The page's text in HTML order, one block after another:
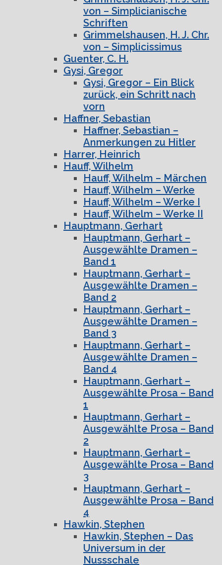
von – Simplicianische
Schriften
Grimmelshausen, H. J. Chr.
von – Simplicissimus
Guenter, C. H.
Gysi, Gregor
Gysi, Gregor – Ein Blick
zurück, ein Schritt nach
vorn
Haffner, Sebastian
Haffner, Sebastian –
Anmerkungen zu Hitler
Harrer, Heinrich
Hauff, Wilhelm
Hauff, Wilhelm – Märchen
Hauff, Wilhelm – Werke
Hauff, Wilhelm – Werke I
Hauff, Wilhelm – Werke II
Hauptmann, Gerhart
Hauptmann, Gerhart –
Ausgewählte Dramen –
Band 1
Hauptmann, Gerhart –
Ausgewählte Dramen –
Band 2
Hauptmann, Gerhart –
Ausgewählte Dramen –
Band 3
Hauptmann, Gerhart –
Ausgewählte Dramen –
Band 4
Hauptmann, Gerhart –
Ausgewählte Prosa – Band
1
Hauptmann, Gerhart –
Ausgewählte Prosa – Band
2
Hauptmann, Gerhart –
Ausgewählte Prosa – Band
3
Hauptmann, Gerhart –
Ausgewählte Prosa – Band
4
Hawkin, Stephen
Hawkin, Stephen – Das
Universum in der
Nussschale